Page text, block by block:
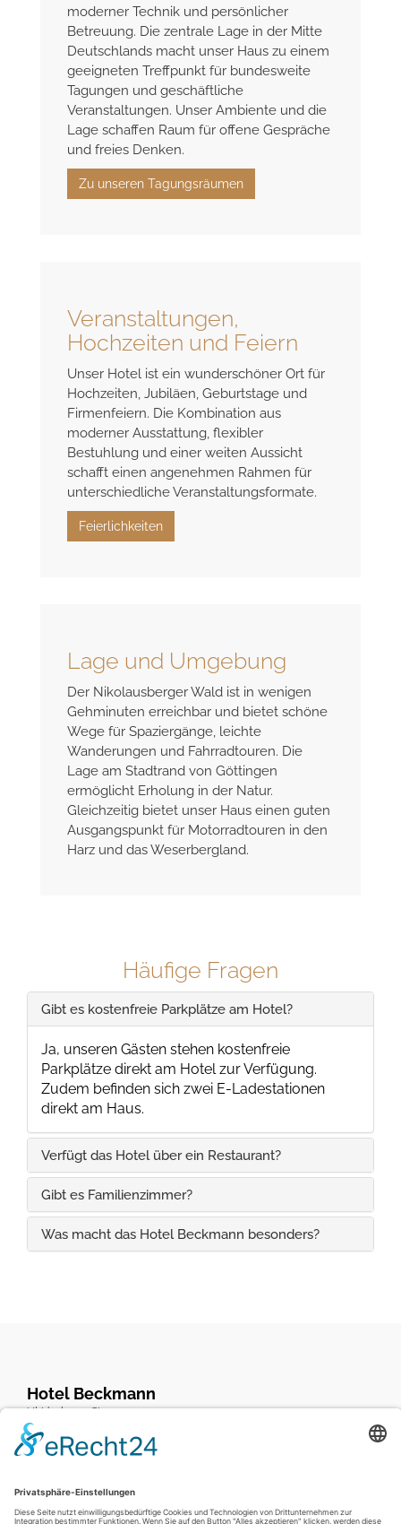
Als Tagungshotel Göttingen bieten wir
ruhige Veranstaltungsräume mit Tageslicht,
moderner Technik und persönlicher
Betreuung. Die zentrale Lage in der Mitte
Deutschlands macht unser Haus zu einem
geeigneten Treffpunkt für bundesweite
Tagungen und geschäftliche
Veranstaltungen. Unser Ambiente und die
Lage schaffen Raum für offene Gespräche
und freies Denken.
Hochzeiten und Feiern
Unser Hotel ist ein wunderschöner Ort für
Hochzeiten, Jubiläen, Geburtstage und
Firmenfeiern. Die Kombination aus
moderner Ausstattung, flexibler
Bestuhlung und einer weiten Aussicht
schafft einen angenehmen Rahmen für
unterschiedliche Veranstaltungsformate.
Lage und Umgebung
Der Nikolausberger Wald ist in wenigen
Gehminuten erreichbar und bietet schöne
Wege für Spaziergänge, leichte
Wanderungen und Fahrradtouren. Die
Lage am Stadtrand von Göttingen
ermöglicht Erholung in der Natur.
Gleichzeitig bietet unser Haus einen guten
Häufige Fragen
Gibt es kostenfreie Parkplätze am Hotel?
Ja, unseren Gästen stehen kostenfreie
Parkplätze direkt am Hotel zur Verfügung.
Zudem befinden sich zwei E-Ladestationen
direkt am Haus.
Verfügt das Hotel über ein Restaurant?
Gibt es Familienzimmer?
Hotel Beckmann
Ulrideshuser Str. 44
Kontakt
Telefon (+49) 0551-209080